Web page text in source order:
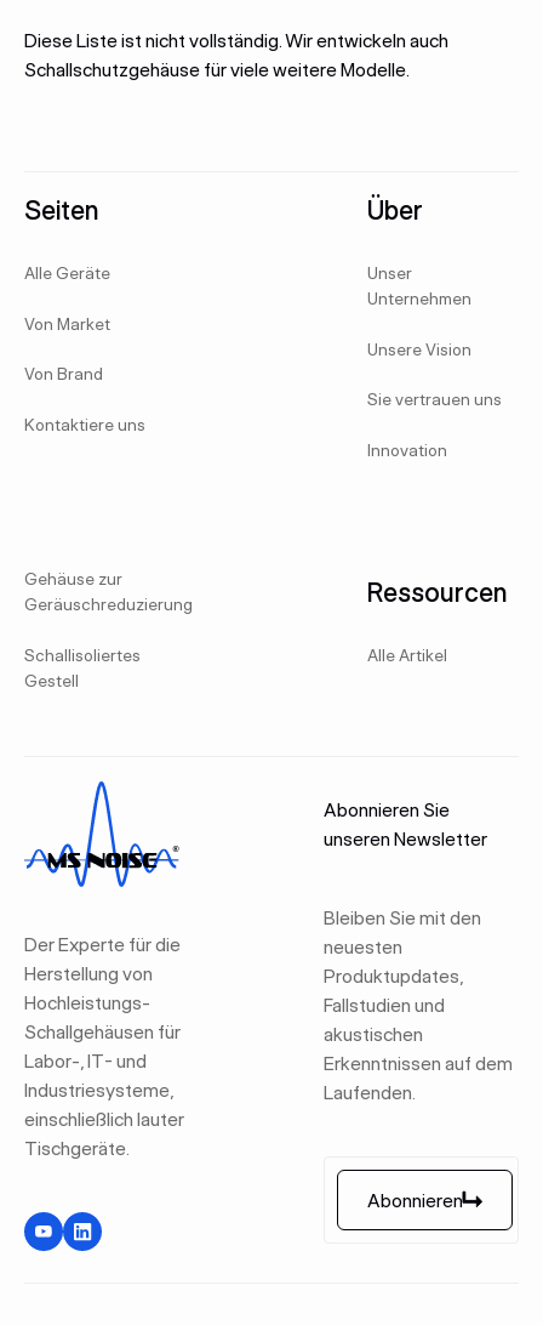
Diese Liste ist nicht vollständig. Wir entwickeln auch
Schallschutzgehäuse für viele weitere Modelle.
Seiten
Alle Geräte
Von Market
Von Brand
Kontaktiere uns
Gehäuse zur
Geräuschreduzierung
Schallisoliertes
Gestell
Über
Unser
Unternehmen
Unsere Vision
Sie vertrauen uns
Innovation
Ressourcen
Alle Artikel
Der Experte für die
Herstellung von
Hochleistungs-
Schallgehäusen für
Labor-, IT- und
Industriesysteme,
einschließlich lauter
Tischgeräte.
Abonnieren Sie
unseren Newsletter
Bleiben Sie mit den
neuesten
Produktupdates,
Fallstudien und
akustischen
Erkenntnissen auf dem
Laufenden.
Abonnieren
Abonnieren